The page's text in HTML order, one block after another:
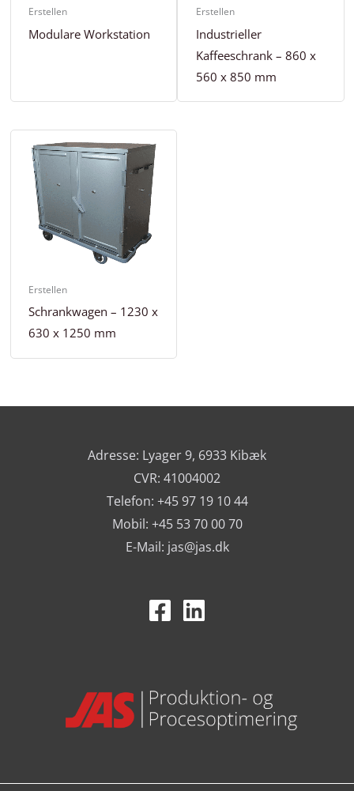
Erstellen
Modulare Workstation
Erstellen
Industrieller
Kaffeeschrank – 860 x
560 x 850 mm
Erstellen
Schrankwagen – 1230 x
630 x 1250 mm
Adresse: Lyager 9, 6933 Kibæk
CVR: 41004002
Telefon: +45 97 19 10 44
Mobil: +45 53 70 00 70
E-Mail: jas@jas.dk